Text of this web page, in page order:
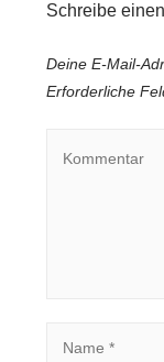
Schreibe
Deine E-Mail-
Erforderliche